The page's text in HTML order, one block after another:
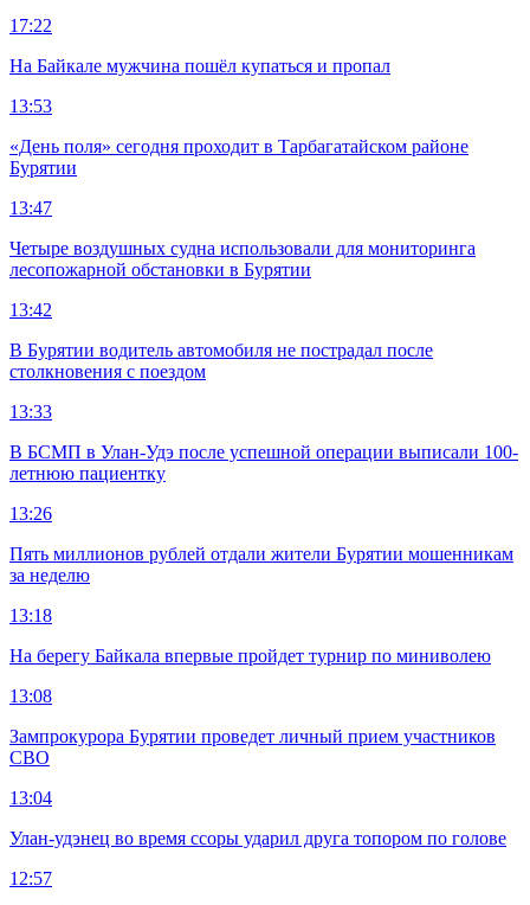
17:22
На Байкале мужчина пошёл купаться и пропал
13:53
«День поля» сегодня проходит в Тарбагатайском районе
Бурятии
13:47
Четыре воздушных судна использовали для мониторинга
лесопожарной обстановки в Бурятии
13:42
В Бурятии водитель автомобиля не пострадал после
столкновения с поездом
13:33
В БСМП в Улан-Удэ после успешной операции выписали 100-
летнюю пациентку
13:26
Пять миллионов рублей отдали жители Бурятии мошенникам
за неделю
13:18
На берегу Байкала впервые пройдет турнир по миниволею
13:08
Зампрокурора Бурятии проведет личный прием участников
СВО
13:04
Улан-удэнец во время ссоры ударил друга топором по голове
12:57